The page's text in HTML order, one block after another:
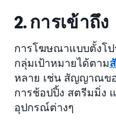
2. การเข้าถึง
การโฆษณาแบบตั้งโ
กลุ่มเป้าหมายได้ตาม
หลาย เช่น สัญญาณข
การช้อปปิ้ง สตรีมมิ่ง
อุปกรณ์ต่างๆ